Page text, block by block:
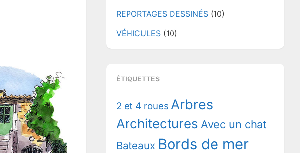
REPORTAGES DESSINÉS (10)
VÉHICULES (10)
ÉTIQUETTES
2 et 4 roues Arbres
Architectures Avec un chat
Bateaux Bords de mer